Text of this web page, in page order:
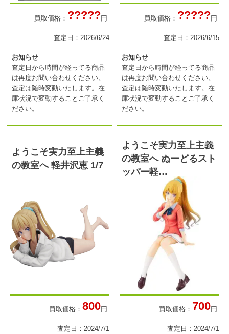
買取価格： ?????円
査定日：2026/6/24
お知らせ
査定日から時間が経ってる商品
は再度お問い合わせください。
査定は随時変動いたします。在
庫状況で変動することご了承く
ださい。
買取価格： ?????円
査定日：2026/6/15
お知らせ
査定日から時間が経ってる商品
は再度お問い合わせください。
査定は随時変動いたします。在
庫状況で変動することご了承く
ださい。
ようこそ実力至上主義
の教室へ 軽井沢恵 1/7
買取価格： 800円
査定日：2024/7/1
ようこそ実力至上主義
の教室へ ぬーどるスト
ッパー軽…
買取価格： 700円
査定日：2024/7/1